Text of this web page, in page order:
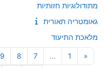
מתודולוגיות חזותיות
גאומטריה תאורית
מלאכת התיעוד
« העמוד הקודם
1עמוד 1
…
7עמוד 7
8 עמוד 8
9